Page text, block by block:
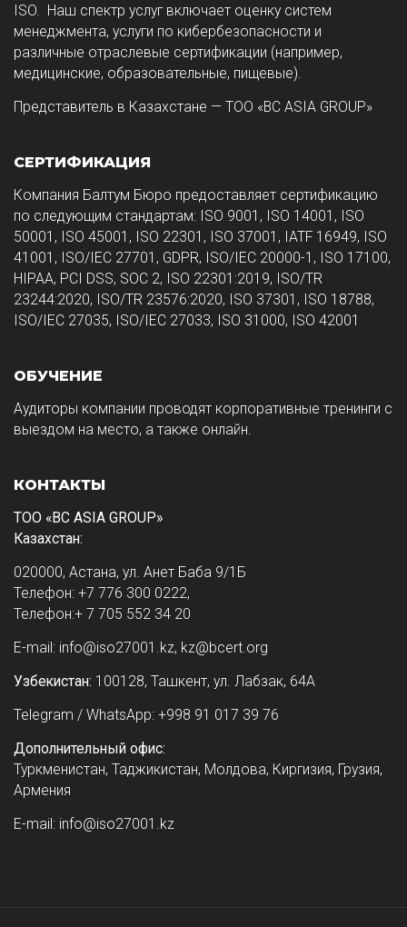
ISO. Наш спектр услуг включает оценку систем
менеджмента, услуги по кибербезопасности и
различные отраслевые сертификации (например,
медицинские, образовательные, пищевые).
Представитель в Казахстане — ТОО «BC ASIA GROUP»
СЕРТИФИКАЦИЯ
Компания Балтум Бюро предоставляет сертификацию
по следующим стандартам: ISO 9001, ISO 14001, ISO
50001, ISO 45001, ISO 22301, ISO 37001, IATF 16949, ISO
41001, ISO/IEC 27701, GDPR, ISO/IEC 20000-1, ISO 17100,
HIPAA, PCI DSS, SOC 2, ISO 22301:2019, ISO/TR
23244:2020, ISO/TR 23576:2020, ISO 37301, ISO 18788,
ISO/IEC 27035, ISO/IEC 27033, ISO 31000, ISO 42001
ОБУЧЕНИЕ
Аудиторы компании проводят корпоративные тренинги с
выездом на место, а также онлайн.
КОНТАКТЫ
ТОО «BC ASIA GROUP»
Казахстан:
020000, Астана, ул. Анет Баба 9/1Б
Телефон: +7 776 300 0222,
Телефон:+ 7 705 552 34 20
E-mail: info@iso27001.kz, kz@bcert.org
Узбекистан: 100128, Ташкент, ул. Лабзак, 64А
Telegram / WhatsApp: +998 91 017 39 76
Дополнительный офис:
Туркменистан, Таджикистан, Молдова, Киргизия, Грузия,
Армения
E-mail: info@iso27001.kz